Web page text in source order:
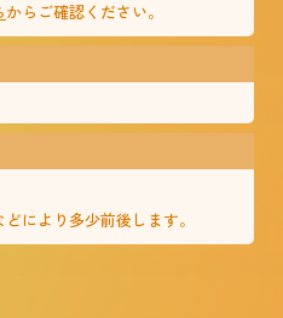
からご確認ください。
により多少前後します。